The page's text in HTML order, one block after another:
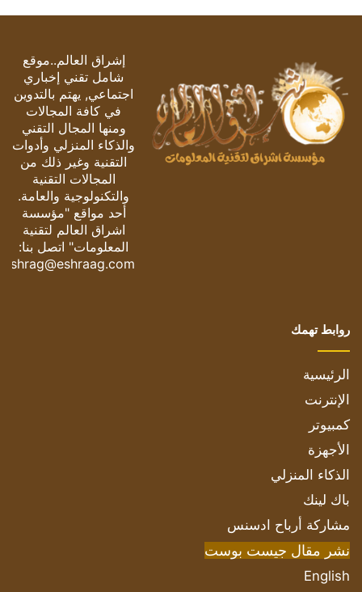
إشراق العالم..موقع
شامل تقني إخباري
اجتماعي, يهتم بالتدوين
في كافة المجالات
ومنها المجال التقني
والذكاء المنزلي وأدوات
التقنية وغير ذلك من
المجالات التقنية
والتكنولوجية والعامة.
أحد مواقع "مؤسسة
اشراق العالم لتقنية
المعلومات" اتصل بنا:
eshrag@eshraag.com
روابط تهمك
الرئيسية
الإنترنت
كمبيوتر
الأجهزة
الذكاء المنزلي
باك لينك
مشاركة أرباح ادسنس
نشر مقال جيست بوست
English